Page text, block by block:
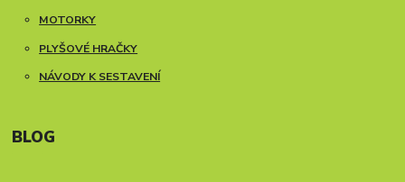
MOTORKY
PLYŠOVÉ HRAČKY
NÁVODY K SESTAVENÍ
BLOG